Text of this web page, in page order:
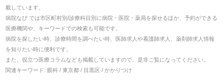
載しています。
病院なび では市区町村別/診療科目別に病院・医院・薬局を探せるほか、予約ができる
医療機関や、キーワードでの検索も可能です。
病院を探したい時、診療時間を調べたい時、医師求人や看護師求人、薬剤師求人情報
を知りたい時に便利です。
また、役立つ医療コラムなども掲載していますので、是非ご覧になってください。
関連キーワード: 眼科 / 東京都 / 目黒区 / かかりつけ